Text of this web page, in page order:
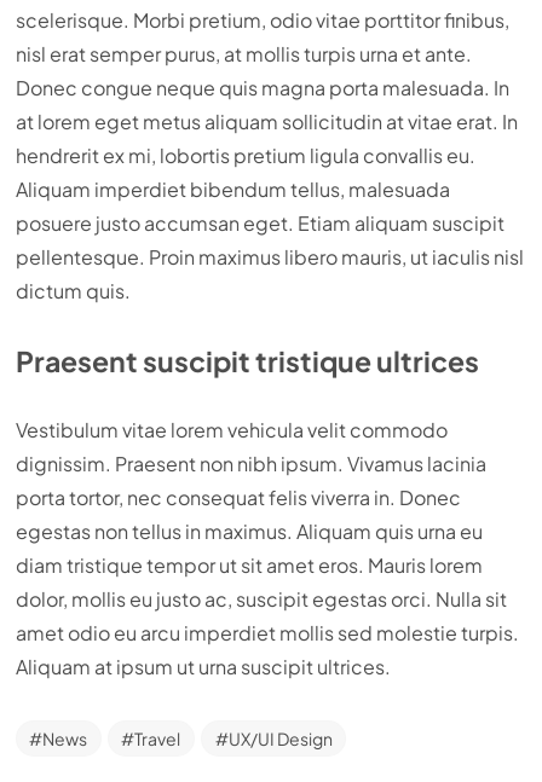
scelerisque. Morbi pretium, odio vitae porttitor finibus,
nisl erat semper purus, at mollis turpis urna et ante.
Donec congue neque quis magna porta malesuada. In
at lorem eget metus aliquam sollicitudin at vitae erat. In
hendrerit ex mi, lobortis pretium ligula convallis eu.
Aliquam imperdiet bibendum tellus, malesuada
posuere justo accumsan eget. Etiam aliquam suscipit
pellentesque. Proin maximus libero mauris, ut iaculis nisl
dictum quis.
Praesent suscipit tristique ultrices
Vestibulum vitae lorem vehicula velit commodo
dignissim. Praesent non nibh ipsum. Vivamus lacinia
porta tortor, nec consequat felis viverra in. Donec
egestas non tellus in maximus. Aliquam quis urna eu
diam tristique tempor ut sit amet eros. Mauris lorem
dolor, mollis eu justo ac, suscipit egestas orci. Nulla sit
amet odio eu arcu imperdiet mollis sed molestie turpis.
Aliquam at ipsum ut urna suscipit ultrices.
News Travel UX/UI Design